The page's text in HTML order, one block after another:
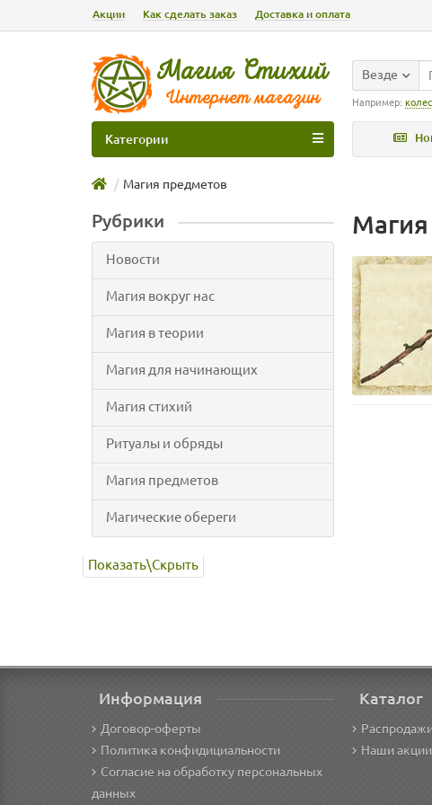
Акции Как сделать заказ Доставка и оплата
Везде
Например:
Категории
Магия предметов
Рубрики
Новости
Магия вокруг нас
Магия в теории
Магия для начинающих
Магия стихий
Ритуалы и обряды
Магия предметов
Магические обереги
Показать\Cкрыть
Информация
Договор-оферты
Политика конфидициальности
Согласие на обработку персональных
данных
Каталог
Распродажи
Наши акции